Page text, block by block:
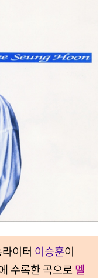
이터 이승훈이
수록한 곡으로멜